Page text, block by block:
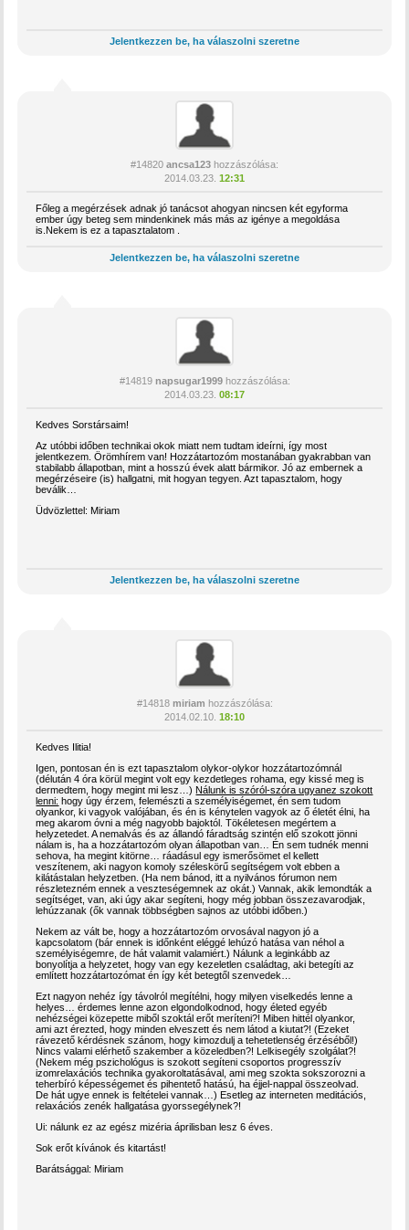
Jelentkezzen be, ha válaszolni szeretne
#14820 ancsa123 hozzászólása:
2014.03.23. 12:31
Főleg a megérzések adnak jó tanácsot ahogyan nincsen két egyforma
ember úgy beteg sem mindenkinek más más az igénye a megoldása
is.Nekem is ez a tapasztalatom .
Jelentkezzen be, ha válaszolni szeretne
#14819 napsugar1999hozzászólása:
2014.03.23. 08:17
Kedves Sorstársaim!
Az utóbbi időben technikai okok miatt nem tudtam ideírni, így most
jelentkezem. Örömhírem van! Hozzátartozóm mostanában gyakrabban van
stabilabb állapotban, mint a hosszú évek alatt bármikor. Jó az embernek a
megérzéseire (is) hallgatni, mit hogyan tegyen. Azt tapasztalom, hogy
beválik…
Üdvözlettel: Miriam
Jelentkezzen be, ha válaszolni szeretne
#14818 miriam hozzászólása:
2014.02.10. 18:10
Kedves Ilitia!
Igen, pontosan én is ezt tapasztalom olykor-olykor hozzátartozómnál
(délután 4 óra körül megint volt egy kezdetleges rohama, egy kissé meg is
dermedtem, hogy megint mi lesz…) Nálunk is szóról-szóra ugyanez szokott
lenni: hogy úgy érzem, felemészti a személyiségemet, én sem tudom
olyankor, ki vagyok valójában, és én is kénytelen vagyok az ő életét élni, ha
meg akarom óvni a még nagyobb bajoktól. Tökéletesen megértem a
helyzetedet. A nemalvás és az állandó fáradtság szintén elő szokott jönni
nálam is, ha a hozzátartozóm olyan állapotban van… Én sem tudnék menni
sehova, ha megint kitörne… ráadásul egy ismerősömet el kellett
veszítenem, aki nagyon komoly széleskörű segítségem volt ebben a
kilátástalan helyzetben. (Ha nem bánod, itt a nyilvános fórumon nem
részletezném ennek a veszteségemnek az okát.) Vannak, akik lemondták a
segítséget, van, aki úgy akar segíteni, hogy még jobban összezavarodjak,
lehúzzanak (ők vannak többségben sajnos az utóbbi időben.)
Nekem az vált be, hogy a hozzátartozóm orvosával nagyon jó a
kapcsolatom (bár ennek is időnként eléggé lehúzó hatása van néhol a
személyiségemre, de hát valamit valamiért.) Nálunk a leginkább az
bonyolítja a helyzetet, hogy van egy kezeletlen családtag, aki betegíti az
említett hozzátartozómat én így két betegtől szenvedek…
Ezt nagyon nehéz így távolról megítélni, hogy milyen viselkedés lenne a
helyes… érdemes lenne azon elgondolkodnod, hogy életed egyéb
nehézségei közepette miből szoktál erőt meríteni?! Miben hittél olyankor,
ami azt érezted, hogy minden elveszett és nem látod a kiutat?! (Ezeket
rávezető kérdésnek szánom, hogy kimozdulj a tehetetlenség érzéséből!)
Nincs valami elérhető szakember a közeledben?! Lelkisegély szolgálat?!
(Nekem még pszichológus is szokott segíteni csoportos progresszív
izomrelaxációs technika gyakoroltatásával, ami meg szokta sokszorozni a
teherbíró képességemet és pihentető hatású, ha éjjel-nappal összeolvad.
De hát ugye ennek is feltételei vannak…) Esetleg az interneten meditációs,
relaxációs zenék hallgatása gyorssegélynek?!
Ui: nálunk ez az egész mizéria áprilisban lesz 6 éves.
Sok erőt kívánok és kitartást!
Barátsággal: Miriam